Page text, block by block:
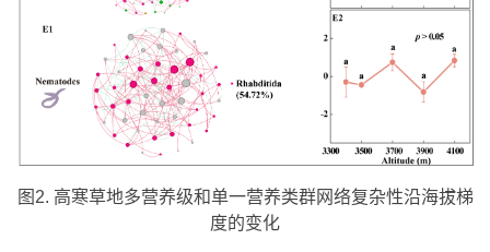
图2. 高寒草地多营养级和单一营养类群网络复杂性沿海拔梯
度的变化